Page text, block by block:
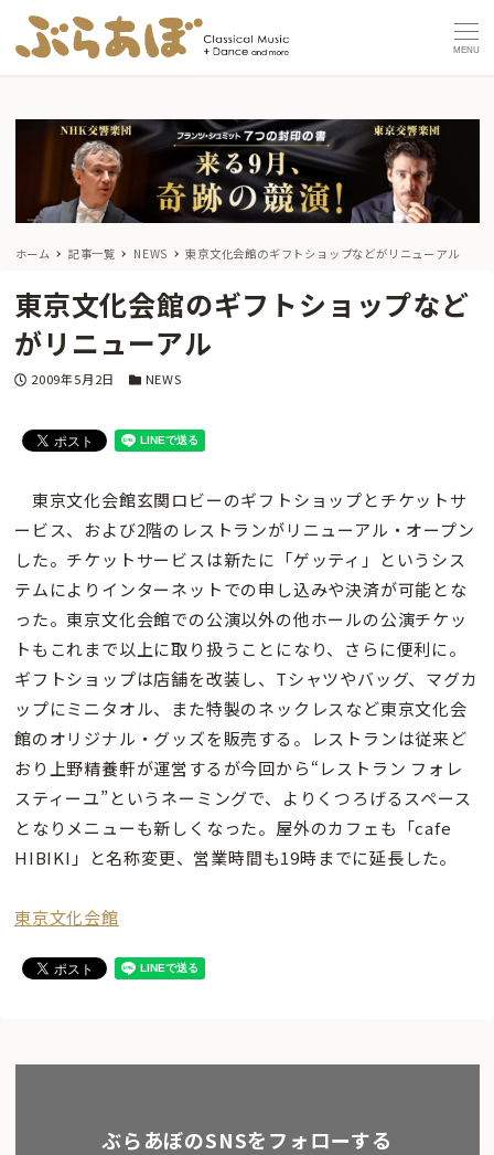
MENU
ホーム 記事一覧 NEWS 東京文化会館のギフトショップなどがリニューアル
東京文化会館のギフトショップなど
がリニューアル
投稿日
2009年5月2日 カテゴリー
NEWS
東京文化会館玄関ロビーのギフトショップとチケットサ
ービス、および2階のレストランがリニューアル・オープン
した。チケットサービスは新たに「ゲッティ」というシス
テムによりインターネットでの申し込みや決済が可能とな
った。東京文化会館での公演以外の他ホールの公演チケッ
トもこれまで以上に取り扱うことになり、さらに便利に。
ギフトショップは店舗を改装し、Tシャツやバッグ、マグカ
ップにミニタオル、また特製のネックレスなど東京文化会
館のオリジナル・グッズを販売する。レストランは従来ど
おり上野精養軒が運営するが今回から“レストラン フォレ
スティーユ”というネーミングで、よりくつろげるスペース
となりメニューも新しくなった。屋外のカフェも「cafe
HIBIKI」と名称変更、営業時間も19時までに延長した。
東京文化会館
ぶらあぼのSNSをフォローする